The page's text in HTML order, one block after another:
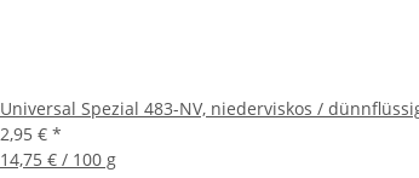
Universal Spezial 483-NV, niederviskos /
2,95 € *
14,75 € / 100 g